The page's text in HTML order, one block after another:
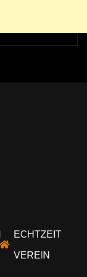
ECHTZEIT
VEREIN